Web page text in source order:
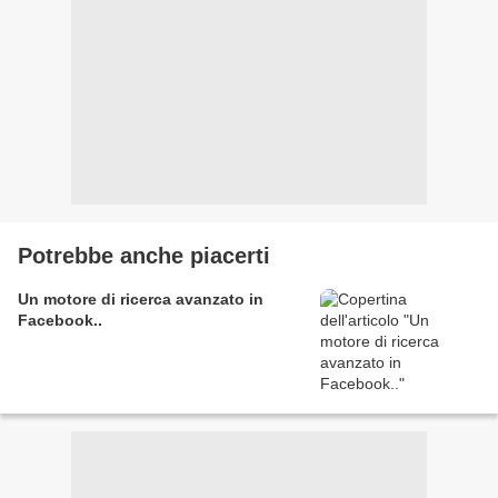
Potrebbe anche piacerti
Un motore di ricerca avanzato in
Facebook..